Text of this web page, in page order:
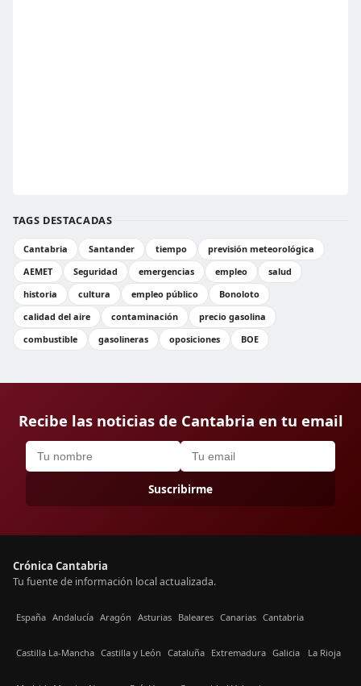
TAGS DESTACADAS
Cantabria Santander tiempo
previsión meteorológica
AEMET
Seguridad emergencias empleo
salud
historia
cultura empleo público
Bonoloto
calidad del aire
contaminación
precio gasolina
combustible
gasolineras oposiciones BOE
Recibe las noticias de Cantabria en tu email
Suscribirme
Crónica Cantabria
Tu fuente de información local actualizada.
España Andalucía Aragón Asturias Baleares Canarias Cantabria
Castilla La-Mancha Castilla y León Cataluña Extremadura Galicia La Rioja